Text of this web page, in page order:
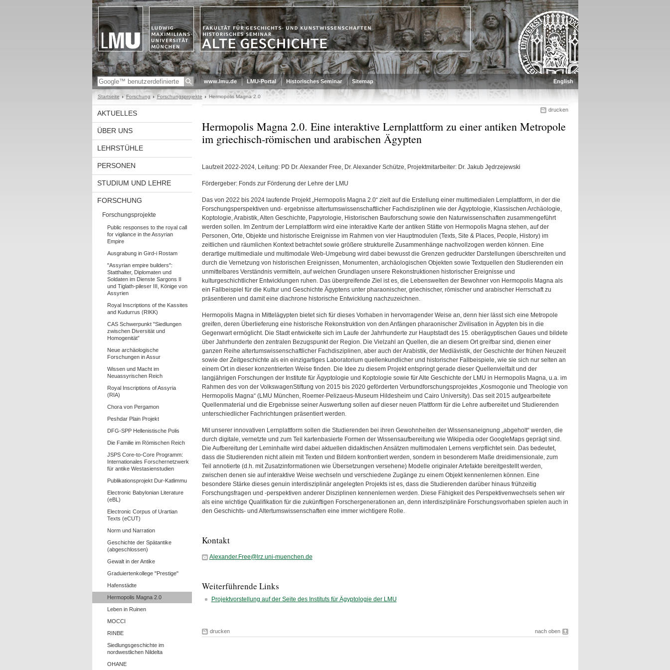
www.lmu.de LMU-Portal Historisches Seminar Sitemap English
Startseite Forschung Forschungsprojekte Hermopolis Magna 2.0
AKTUELLES
ÜBER UNS
LEHRSTÜHLE
PERSONEN
STUDIUM UND LEHRE
FORSCHUNG
Forschungsprojekte
Public responses to the royal call
for vigilance in the Assyrian
Empire
Ausgrabung in Gird-i Rostam
"Assyrian empire builders":
Statthalter, Diplomaten und
Soldaten im Dienste Sargons II
und Tiglath-pileser III, Könige von
Assyrien
Royal Inscriptions of the Kassites
and Kudurrus (RIKK)
CAS Schwerpunkt "Siedlungen
zwischen Diversität und
Homogenität”
Neue archäologische
Forschungen in Assur
Wissen und Macht im
Neuassyrischen Reich
Royal Inscriptions of Assyria
(RIA)
Chora von Pergamon
Peshdar Plain Projekt
DFG-SPP Hellenistische Polis
Die Familie im Römischen Reich
JSPS Core-to-Core Programm:
Internationales Forschernetzwerk
für antike Westasienstudien
Publikationsprojekt Dur-Katlimmu
Electronic Babylonian Literature
(eBL)
Electronic Corpus of Urartian
Texts (eCUT)
Norm und Narration
Geschichte der Spätantike
(abgeschlossen)
Gewalt in der Antike
Graduiertenkollege "Prestige"
Hafenstädte
Hermopolis Magna 2.0
Leben in Ruinen
MOCCI
RINBE
Siedlungsgeschichte im
nordwestlichen Nildelta
OHANE
drucken
Hermopolis Magna 2.0. Eine interaktive Lernplattform zu einer antiken Metropole
im griechisch-römischen und arabischen Ägypten
Laufzeit 2022-2024, Leitung: PD Dr. Alexander Free, Dr. Alexander Schütze, Projektmitarbeiter: Dr. Jakub Jędrzejewski
Fördergeber: Fonds zur Förderung der Lehre der LMU
Das von 2022 bis 2024 laufende Projekt „Hermopolis Magna 2.0“ zielt auf die Erstellung einer multimedialen Lernplattform, in der die
Forschungsperspektiven und- ergebnisse altertumswissenschaftlicher Fachdisziplinen wie der Ägyptologie, Klassischen Archäologie,
Koptologie, Arabistik, Alten Geschichte, Papyrologie, Historischen Bauforschung sowie den Naturwissenschaften zusammengeführt
werden sollen. Im Zentrum der Lernplattform wird eine interaktive Karte der antiken Stätte von Hermopolis Magna stehen, auf der
Personen, Orte, Objekte und historische Ereignisse im Rahmen von vier Hauptmodulen (Texts, Site & Places, People, History) im
zeitlichen und räumlichen Kontext betrachtet sowie größere strukturelle Zusammenhänge nachvollzogen werden können. Eine
derartige multimediale und multimodale Web-Umgebung wird dabei bewusst die Grenzen gedruckter Darstellungen überschreiten und
durch die Vernetzung von historischen Ereignissen, Monumenten, archäologischen Objekten sowie Textquellen den Studierenden ein
unmittelbares Verständnis vermitteln, auf welchen Grundlagen unsere Rekonstruktionen historischer Ereignisse und
kulturgeschichtlicher Entwicklungen ruhen. Das übergreifende Ziel ist es, die Lebenswelten der Bewohner von Hermopolis Magna als
ein Fallbeispiel für die Kultur und Geschichte Ägyptens unter pharaonischer, griechischer, römischer und arabischer Herrschaft zu
präsentieren und damit eine diachrone historische Entwicklung nachzuzeichnen.
Hermopolis Magna in Mittelägypten bietet sich für dieses Vorhaben in hervorragender Weise an, denn hier lässt sich eine Metropole
greifen, deren Überlieferung eine historische Rekonstruktion von den Anfängen pharaonischer Zivilisation in Ägypten bis in die
Gegenwart ermöglicht. Die Stadt entwickelte sich im Laufe der Jahrhunderte zur Hauptstadt des 15. oberägyptischen Gaues und bildete
über Jahrhunderte den zentralen Bezugspunkt der Region. Die Vielzahl an Quellen, die an diesem Ort greifbar sind, dienen einer
ganzen Reihe altertumswissenschaftlicher Fachdisziplinen, aber auch der Arabistik, der Mediävistik, der Geschichte der frühen Neuzeit
sowie der Zeitgeschichte als ein einzigartiges Laboratorium quellenkundlicher und historischer Fallbeispiele, wie sie sich nur selten an
einem Ort in dieser konzentrierten Weise finden. Die Idee zu diesem Projekt entspringt gerade dieser Quellenvielfalt und der
langjährigen Forschungen der Institute für Ägyptologie und Koptologie sowie für Alte Geschichte der LMU in Hermopolis Magna, u.a. im
Rahmen des von der VolkswagenStiftung von 2015 bis 2020 geförderten Verbundforschungsprojektes „Kosmogonie und Theologie von
Hermopolis Magna“ (LMU München, Roemer-Pelizaeus-Museum Hildesheim und Cairo University). Das seit 2015 aufgearbeitete
Quellenmaterial und die Ergebnisse seiner Auswertung sollen auf dieser neuen Plattform für die Lehre aufbereitet und Studierenden
unterschiedlicher Fachrichtungen präsentiert werden.
Mit unserer innovativen Lernplattform sollen die Studierenden bei ihren Gewohnheiten der Wissensaneignung „abgeholt“ werden, die
durch digitale, vernetzte und zum Teil kartenbasierte Formen der Wissensaufbereitung wie Wikipedia oder GoogleMaps geprägt sind.
Die Aufbereitung der Lerninhalte wird dabei aktuellen didaktischen Ansätzen multimodalen Lernens verpflichtet sein. Das bedeutet,
dass die Studierenden nicht allein mit Texten und Bildern konfrontiert werden, sondern in besonderem Maße dreidimensionale, zum
Teil annotierte (d.h. mit Zusatzinformationen wie Übersetzungen versehene) Modelle originaler Artefakte bereitgestellt werden,
zwischen denen sie auf interaktive Weise wechseln und verschiedene Zugänge zu einem Objekt kennenlernen können. Eine
besondere Stärke dieses genuin interdisziplinär angelegten Projekts ist es, dass die Studierenden darüber hinaus frühzeitig
Forschungsfragen und -perspektiven anderer Disziplinen kennenlernen werden. Diese Fähigkeit des Perspektivenwechsels sehen wir
als eine wichtige Qualifikation für die zukünftigen Forschergenerationen an, denn interdisziplinäre Forschungsvorhaben spielen auch in
den Geschichts- und Altertumswissenschaften eine immer wichtigere Rolle.
Kontakt
Alexander.Free@lrz.uni-muenchen.de
Weiterführende Links
Projektvorstellung auf der Seite des Instituts für Ägyptologie der LMU
drucken nach oben